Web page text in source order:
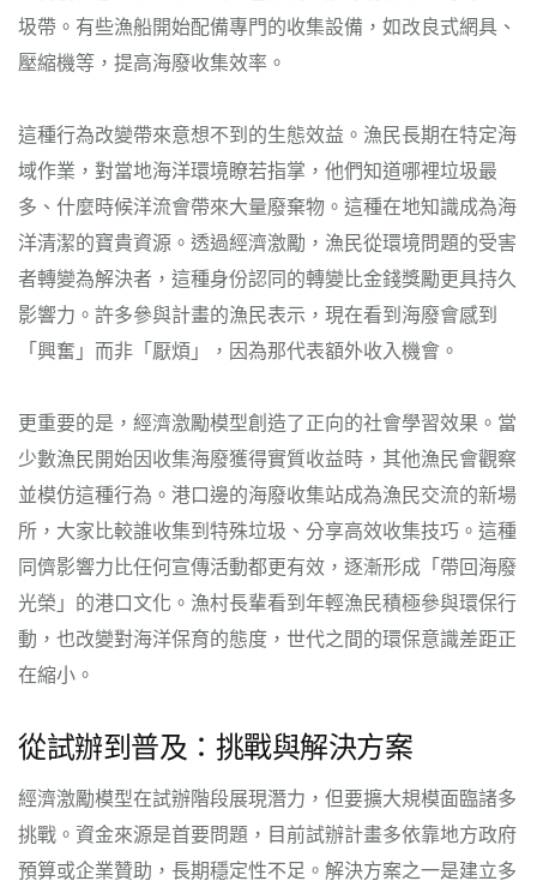
圾帶。有些漁船開始配備專門的收集設備，如改良式網具、
壓縮機等，提高海廢收集效率。
這種行為改變帶來意想不到的生態效益。漁民長期在特定海
域作業，對當地海洋環境瞭若指掌，他們知道哪裡垃圾最
多、什麼時候洋流會帶來大量廢棄物。這種在地知識成為海
洋清潔的寶貴資源。透過經濟激勵，漁民從環境問題的受害
者轉變為解決者，這種身份認同的轉變比金錢獎勵更具持久
影響力。許多參與計畫的漁民表示，現在看到海廢會感到
「興奮」而非「厭煩」，因為那代表額外收入機會。
更重要的是，經濟激勵模型創造了正向的社會學習效果。當
少數漁民開始因收集海廢獲得實質收益時，其他漁民會觀察
並模仿這種行為。港口邊的海廢收集站成為漁民交流的新場
所，大家比較誰收集到特殊垃圾、分享高效收集技巧。這種
同儕影響力比任何宣傳活動都更有效，逐漸形成「帶回海廢
光榮」的港口文化。漁村長輩看到年輕漁民積極參與環保行
動，也改變對海洋保育的態度，世代之間的環保意識差距正
在縮小。
從試辦到普及：挑戰與解決方案
經濟激勵模型在試辦階段展現潛力，但要擴大規模面臨諸多
挑戰。資金來源是首要問題，目前試辦計畫多依靠地方政府
預算或企業贊助，長期穩定性不足。解決方案之一是建立多